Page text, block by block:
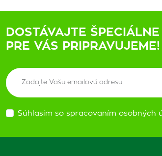
DOSTÁVAJTE
PRE VÁS PRIPRAVUJEME!
Súhlasím so spracovaním osobných